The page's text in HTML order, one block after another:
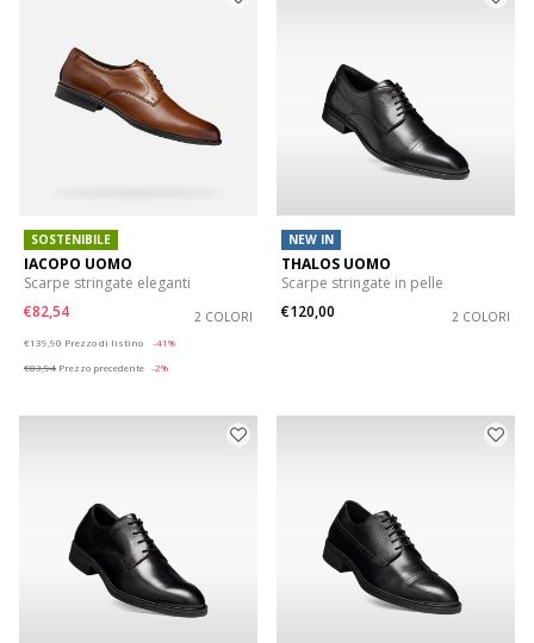
SOSTENIBILE
IACOPO UOMO
Scarpe stringate eleganti
€82,54
2 COLORI
€139,90 Prezzo di listino
-41%
€83,94 Prezzo precedente -2%
NEW IN
THALOS UOMO
Scarpe stringate in pelle
€120,00
2 COLORI